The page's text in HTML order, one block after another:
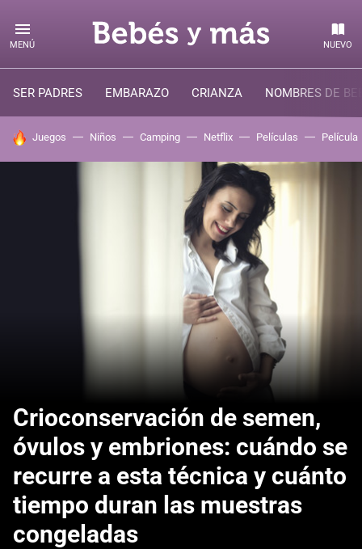
MENÚ NUEVO
SER PADRES EMBARAZO CRIANZA NOMBRES DE
HOY SE HABLA DE
Juegos Niños Camping Netflix Películas Película
Crioconservación de semen,
óvulos y embriones: cuándo se
recurre a esta técnica y cuánto
tiempo duran las muestras
congeladas